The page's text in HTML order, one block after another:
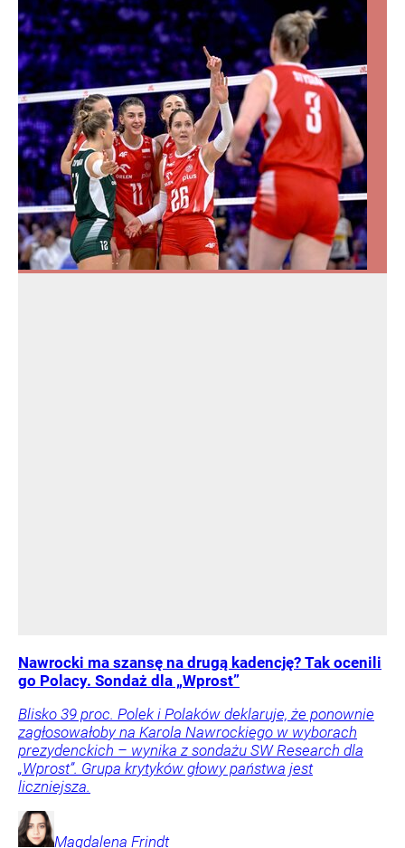
Nawrocki ma szansę na drugą kadencję? Tak ocenili
go Polacy. Sondaż dla „Wprost”
Blisko 39 proc. Polek i Polaków deklaruje, że ponownie
zagłosowałoby na Karola Nawrockiego w wyborach
prezydenckich – wynika z sondażu SW Research dla
„Wprost”. Grupa krytyków głowy państwa jest
liczniejsza.
Magdalena Frindt